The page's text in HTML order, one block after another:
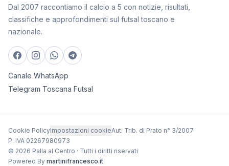
Dal 2007 raccontiamo il calcio a 5 con notizie, risultati,
classifiche e approfondimenti sul futsal toscano e
nazionale.
Canale WhatsApp
Telegram Toscana Futsal
Cookie PolicyImpostazioni cookieAut. Trib. di Prato n° 3/2007
P. IVA 02267980973
© 2026 Palla al Centro · Tutti i diritti riservati
Powered By martinifrancesco.it